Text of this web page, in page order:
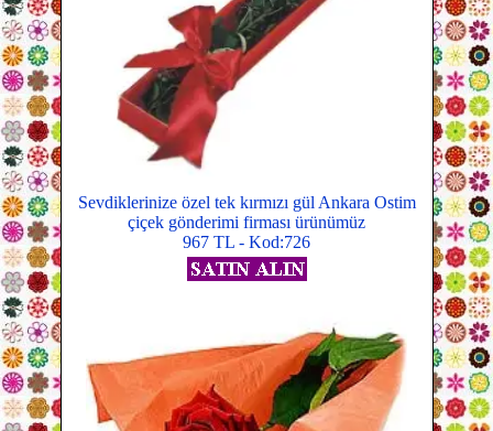
Sevdiklerinize özel tek kırmızı gül Ankara Ostim
çiçek gönderimi firması ürünümüz
967 TL - Kod:726